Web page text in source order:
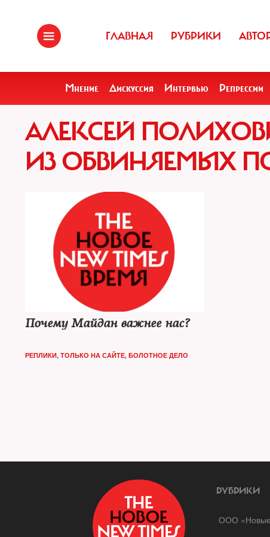
ГЛАВНАЯ РУБРИКИ
Мнение Дискуссия Интервью Репрессии
АЛЕКСЕЙ
ИЗ ОБВИНЯЕМЫХ
Почему Майдан важнее нас?
РЕПЛИКИ, ТОЛЬКО НА САЙТЕ, БОЛОТНОЕ ДЕЛО
РУБРИКИ
ООО